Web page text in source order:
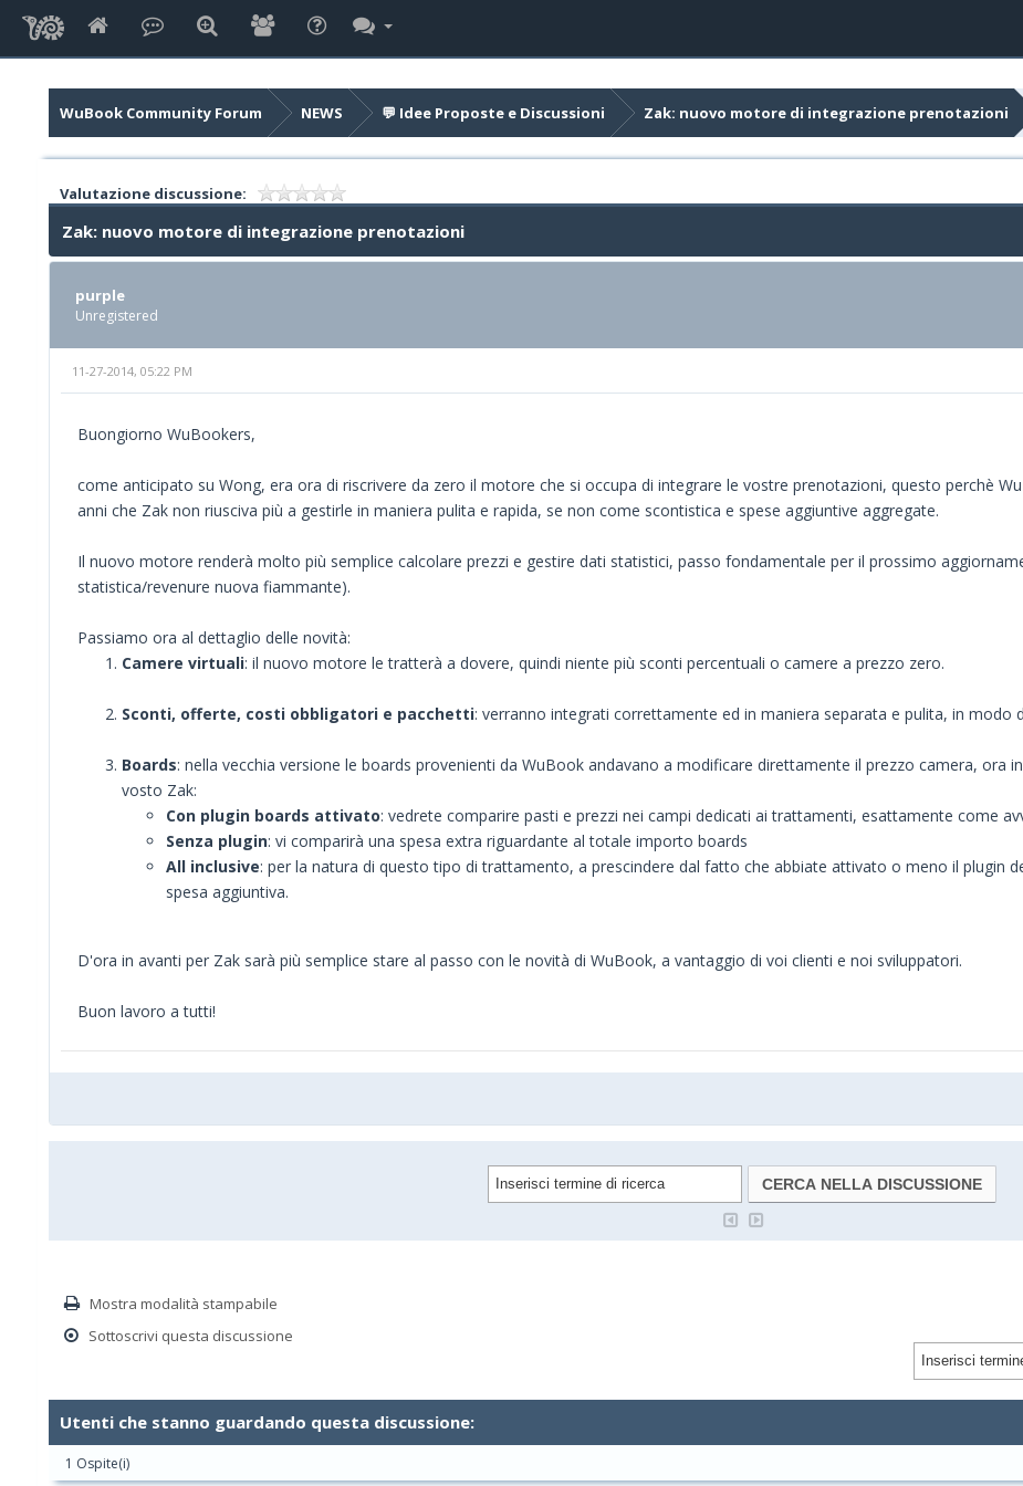
WuBook Community Forum NEWS 💬 Idee Proposte e Discussioni Zak: nuovo motore di integrazione prenotazioni
Valutazione discussione:
Zak: nuovo motore di integrazione prenotazioni
purple
Unregistered
11-27-2014, 05:22 PM
Buongiorno WuBookers,
come anticipato su Wong, era ora di riscrivere da zero il motore che si occupa di integrare le vostre prenotazioni, questo perchè
anni che Zak non riusciva più a gestirle in maniera pulita e rapida, se non come scontistica e spese aggiuntive aggregate.
Il nuovo motore renderà molto più semplice calcolare prezzi e gestire dati statistici, passo fondamentale per il prossimo
statistica/revenure nuova fiammante).
Passiamo ora al dettaglio delle novità:
Camere virtuali: il nuovo motore le tratterà a dovere, quindi niente più sconti percentuali o camere a prezzo zero.
Sconti, offerte, costi obbligatori e pacchetti: verranno integrati correttamente ed in maniera separata e pulita, in
Boards: nella vecchia versione le boards provenienti da WuBook andavano a modificare direttamente il prezzo camera, ora
vosto Zak:
Con plugin boards attivato: vedrete comparire pasti e prezzi nei campi dedicati ai trattamenti, esattamente come
Senza plugin: vi comparirà una spesa extra riguardante al totale importo boards
All inclusive: per la natura di questo tipo di trattamento, a prescindere dal fatto che abbiate attivato o meno il plugin
spesa aggiuntiva.
D'ora in avanti per Zak sarà più semplice stare al passo con le novità di WuBook, a vantaggio di voi clienti e noi sviluppatori.
Buon lavoro a tutti!
Mostra modalità stampabile
Sottoscrivi questa discussione
Utenti che stanno guardando questa discussione:
1 Ospite(i)